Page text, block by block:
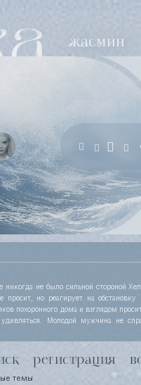
никогда не было сильной стороной
но реагирует на
похоронного дома и взглядом
Молодой мужчина не
доверять. Хель чуть хмурится.
регистрация
темы